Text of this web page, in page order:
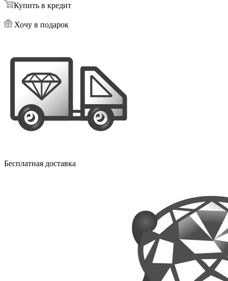
Купить в кредит
Хочу в подарок
Бесплатная доставка